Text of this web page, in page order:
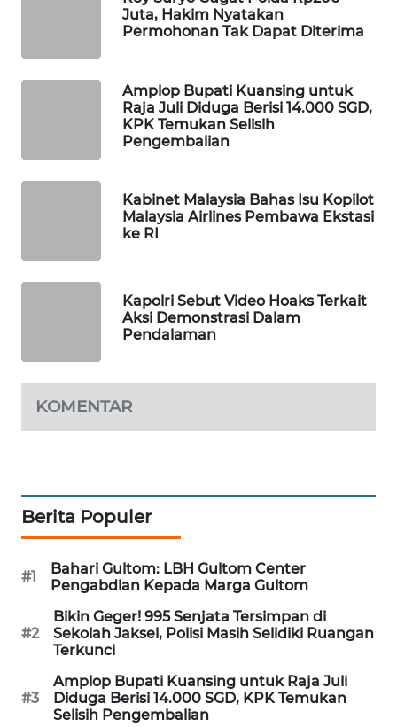
Juta, Hakim Nyatakan
Permohonan Tak Dapat Diterima
Amplop Bupati Kuansing untuk
Raja Juli Diduga Berisi 14.000 SGD,
KPK Temukan Selisih
Pengembalian
Kabinet Malaysia Bahas Isu Kopilot
Malaysia Airlines Pembawa Ekstasi
ke RI
Kapolri Sebut Video Hoaks Terkait
Aksi Demonstrasi Dalam
Pendalaman
KOMENTAR
Berita Populer
#1
Bahari Gultom: LBH Gultom Center
Pengabdian Kepada Marga Gultom
#2
Bikin Geger! 995 Senjata Tersimpan di
Sekolah Jaksel, Polisi Masih Selidiki Ruangan
Terkunci
#3
Amplop Bupati Kuansing untuk Raja Juli
Diduga Berisi 14.000 SGD, KPK Temukan
Selisih Pengembalian
KONSUMEN
LISTRIK
MAWAKA
ID
WATCH
KOPEKLIN
PORTAL
FORWAMKI